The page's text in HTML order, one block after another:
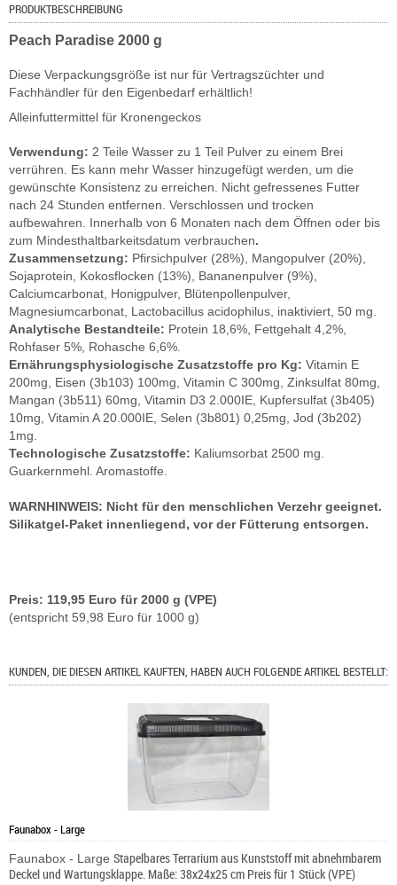
PRODUKTBESCHREIBUNG
Peach Paradise 2000 g
Diese Verpackungsgröße ist nur für Vertragszüchter und
Fachhändler für den Eigenbedarf erhältlich!
Alleinfuttermittel für Kronengeckos
Verwendung: 2 Teile Wasser zu 1 Teil Pulver zu einem Brei
verrühren. Es kann mehr Wasser hinzugefügt werden, um die
gewünschte Konsistenz zu erreichen. Nicht gefressenes Futter
nach 24 Stunden entfernen. Verschlossen und trocken
aufbewahren. Innerhalb von 6 Monaten nach dem Öffnen oder bis
zum Mindesthaltbarkeitsdatum verbrauchen.
Zusammensetzung: Pfirsichpulver (28%), Mangopulver (20%),
Sojaprotein, Kokosflocken (13%), Bananenpulver (9%),
Calciumcarbonat, Honigpulver, Blütenpollenpulver,
Magnesiumcarbonat, Lactobacillus acidophilus, inaktiviert, 50 mg.
Analytische Bestandteile: Protein 18,6%, Fettgehalt 4,2%,
Rohfaser 5%, Rohasche 6,6%.
Ernährungsphysiologische Zusatzstoffe pro Kg: Vitamin E
200mg, Eisen (3b103) 100mg, Vitamin C 300mg, Zinksulfat 80mg,
Mangan (3b511) 60mg, Vitamin D3 2.000IE, Kupfersulfat (3b405)
10mg, Vitamin A 20.000IE, Selen (3b801) 0,25mg, Jod (3b202)
1mg.
Technologische Zusatzstoffe: Kaliumsorbat 2500 mg.
Guarkernmehl. Aromastoffe.
WARNHINWEIS: Nicht für den menschlichen Verzehr geeignet.
Silikatgel-Paket innenliegend, vor der Fütterung entsorgen.
Preis: 119,95 Euro für 2000 g (VPE)
(entspricht 59,98 Euro für 1000 g)
KUNDEN, DIE DIESEN ARTIKEL KAUFTEN, HABEN AUCH FOLGENDE ARTIKEL BESTELLT:
Faunabox - Large
Faunabox - Large Stapelbares Terrarium aus Kunststoff mit abnehmbarem
Deckel und Wartungsklappe. Maße: 38x24x25 cm Preis für 1 Stück (VPE)